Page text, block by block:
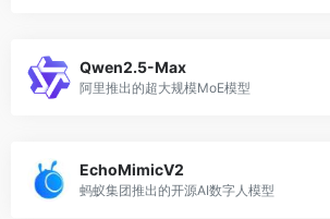
Qwen2.5-Max
阿里推出的超大规模MoE模型
EchoMimicV2
蚂蚁集团推出的开源AI数字人模型